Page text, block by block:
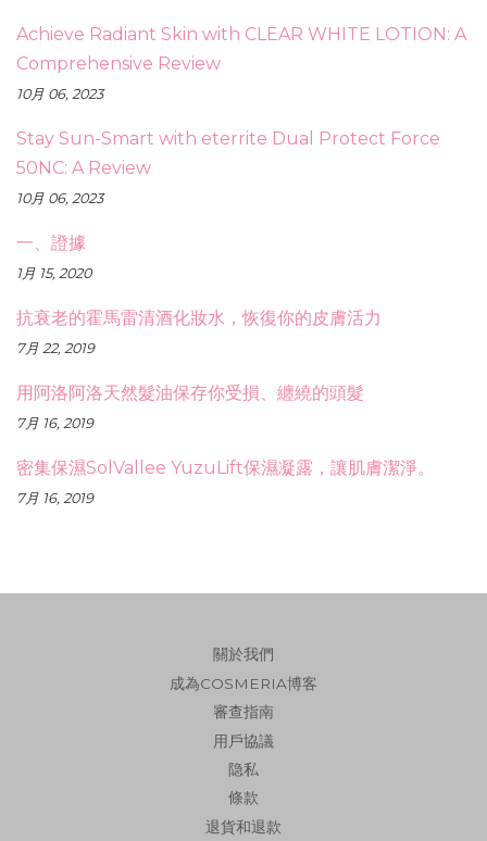
Achieve Radiant Skin with CLEAR WHITE LOTION: A
Comprehensive Review
10月 06, 2023
Stay Sun-Smart with eterrite Dual Protect Force
50NC: A Review
10月 06, 2023
一、證據
1月 15, 2020
抗衰老的霍馬雷清酒化妝水，恢復你的皮膚活力
7月 22, 2019
用阿洛阿洛天然髮油保存你受損、纏繞的頭髮
7月 16, 2019
密集保濕SolVallee YuzuLift保濕凝露，讓肌膚潔淨。
7月 16, 2019
關於我們
成為COSMERIA博客
審查指南
用戶協議
隐私
條款
退貨和退款